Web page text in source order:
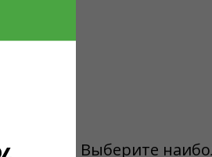
мм. Выберите